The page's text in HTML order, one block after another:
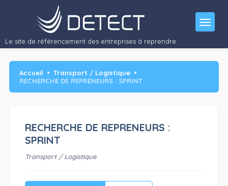
RECHERCHE DE REPRENEURS : SPRINT
La société SPRINT est en redressement…"/>
Le site de référencement des entreprises à reprendre
Accueil
Transport / Logistique
RECHERCHE DE REPRENEURS : SPRINT
RECHERCHE DE REPRENEURS :
SPRINT
Transport / Logistique